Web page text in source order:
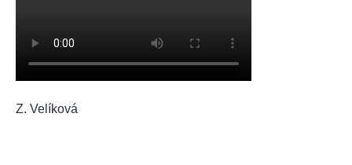
Z. Velíková